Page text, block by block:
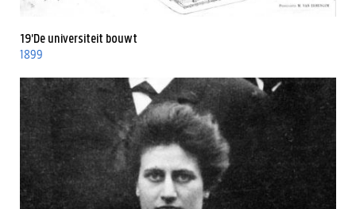
19'De universiteit bouwt
1899